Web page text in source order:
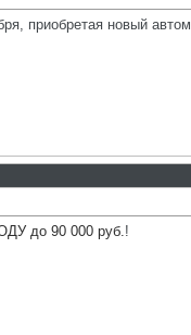
приобретая новый
до 90 000 руб.!